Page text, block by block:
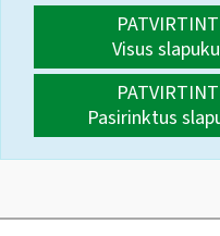
Visus
Pasirinktus